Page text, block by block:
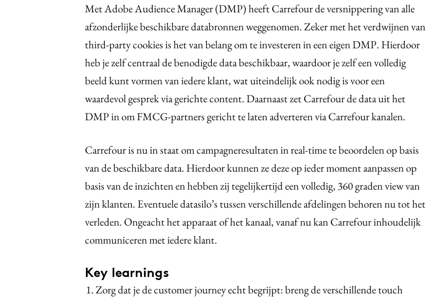
Met Adobe Audience Manager (DMP) heeft Carrefour de versnippering van alle
afzonderlijke beschikbare databronnen weggenomen. Zeker met het verdwijnen van
third-party cookies is het van belang om te investeren in een eigen DMP. Hierdoor
heb je zelf centraal de benodigde data beschikbaar, waardoor je zelf een volledig
beeld kunt vormen van iedere klant, wat uiteindelijk ook nodig is voor een
waardevol gesprek via gerichte content. Daarnaast zet Carrefour de data uit het
DMP in om FMCG-partners gericht te laten adverteren via Carrefour kanalen.
Carrefour is nu in staat om campagneresultaten in real-time te beoordelen op basis
van de beschikbare data. Hierdoor kunnen ze deze op ieder moment aanpassen op
basis van de inzichten en hebben zij tegelijkertijd een volledig, 360 graden view van
zijn klanten. Eventuele datasilo’s tussen verschillende afdelingen behoren nu tot het
verleden. Ongeacht het apparaat of het kanaal, vanaf nu kan Carrefour inhoudelijk
communiceren met iedere klant.
Key learnings
Zorg dat je de customer journey echt begrijpt: breng de verschillende touch